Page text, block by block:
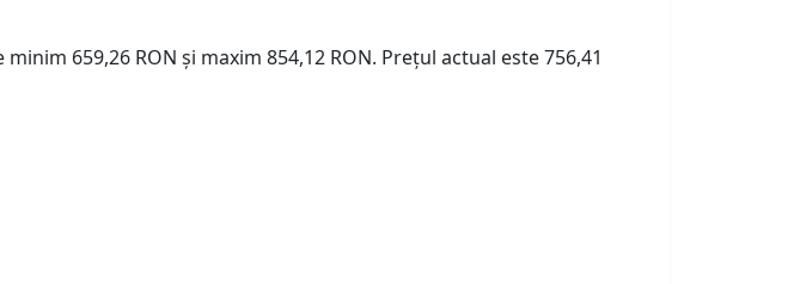
659,26 RON și maxim 854,12 RON. Prețul actual este 756,41